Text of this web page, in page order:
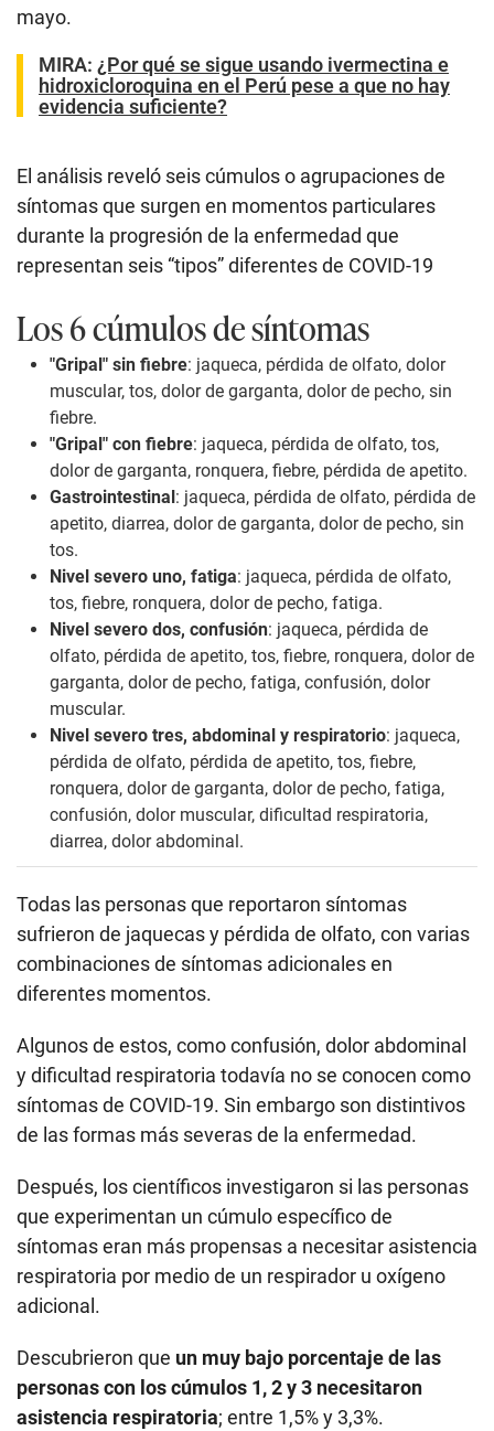
mayo.
MIRA: ¿Por qué se sigue usando ivermectina e
hidroxicloroquina en el Perú pese a que no hay
evidencia suficiente?
El análisis reveló seis cúmulos o agrupaciones de
síntomas que surgen en momentos particulares
durante la progresión de la enfermedad que
representan seis “tipos” diferentes de COVID-19
Los 6 cúmulos de síntomas
"Gripal" sin fiebre: jaqueca, pérdida de olfato, dolor
muscular, tos, dolor de garganta, dolor de pecho, sin
fiebre.
"Gripal" con fiebre: jaqueca, pérdida de olfato, tos,
dolor de garganta, ronquera, fiebre, pérdida de apetito.
Gastrointestinal: jaqueca, pérdida de olfato, pérdida de
apetito, diarrea, dolor de garganta, dolor de pecho, sin
tos.
Nivel severo uno, fatiga: jaqueca, pérdida de olfato,
tos, fiebre, ronquera, dolor de pecho, fatiga.
Nivel severo dos, confusión: jaqueca, pérdida de
olfato, pérdida de apetito, tos, fiebre, ronquera, dolor de
garganta, dolor de pecho, fatiga, confusión, dolor
muscular.
Nivel severo tres, abdominal y respiratorio: jaqueca,
pérdida de olfato, pérdida de apetito, tos, fiebre,
ronquera, dolor de garganta, dolor de pecho, fatiga,
confusión, dolor muscular, dificultad respiratoria,
diarrea, dolor abdominal.
Todas las personas que reportaron síntomas
sufrieron de jaquecas y pérdida de olfato, con varias
combinaciones de síntomas adicionales en
diferentes momentos.
Algunos de estos, como confusión, dolor abdominal
y dificultad respiratoria todavía no se conocen como
síntomas de COVID-19. Sin embargo son distintivos
de las formas más severas de la enfermedad.
Después, los científicos investigaron si las personas
que experimentan un cúmulo específico de
síntomas eran más propensas a necesitar asistencia
respiratoria por medio de un respirador u oxígeno
adicional.
Descubrieron que un muy bajo porcentaje de las
personas con los cúmulos 1, 2 y 3 necesitaron
asistencia respiratoria; entre 1,5% y 3,3%.